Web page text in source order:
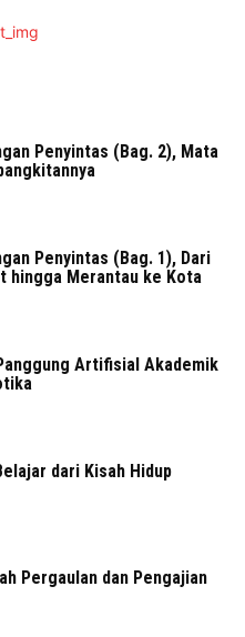
Penyintas (Bag. 2), Mata
Penyintas (Bag. 1), Dari
hingga Merantau ke Kota
Artifisial Akademik
dari Kisah Hidup
Pergaulan dan Pengajian